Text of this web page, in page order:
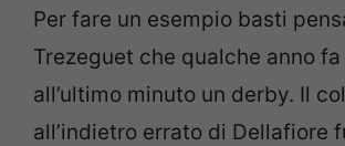
Per fare un esempio basti
Trezeguet che qualche anno
all’ultimo minuto un derby. Il
all’indietro errato di Dellafiore